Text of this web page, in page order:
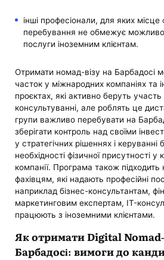
інші професіонали, для яких місце
перебування не обмежує
послуги іноземним клієнтам.
Отримати номад-візу на Барбадосі
часток у міжнародних компаніях та
проєктах, які активно беруть участь
консультуванні, але роблять це
групи важливо перебувати на
зберігати контроль над своїми
у стратегічних рішеннях і
необхідності фізичної присутності у
компанії. Програма також підходить
фахівцям, які надають професійні
наприклад бізнес-консультантам,
маркетинговим експертам, IT-
працюють з іноземними клієнтами.
Як отримати Digital Nomad-
Барбадосі: вимоги до